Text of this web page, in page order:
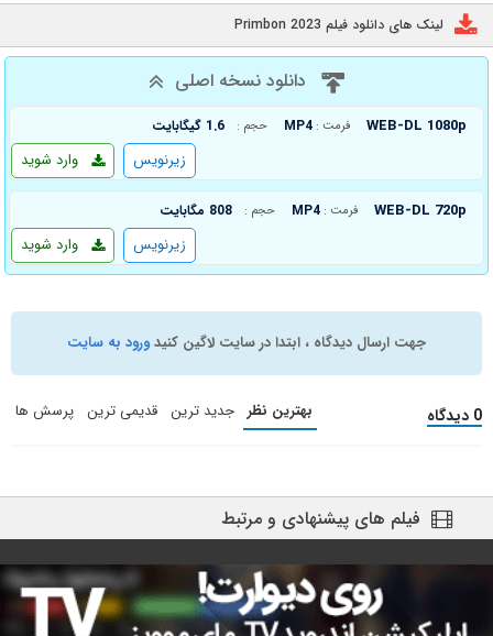
لینک های دانلود فیلم Primbon 2023
دانلود نسخه اصلی
WEB-DL 1080p فرمت : MP4 حجم : 1.6 گیگابایت
وارد شوید زیرنویس
WEB-DL 720p فرمت : MP4 حجم : 808 مگابایت
وارد شوید زیرنویس
جهت ارسال دیدگاه ، ابتدا در سایت لاگین کنیدورود به سایت
0 دیدگاه بهترین نظر جدید ترین قدیمی ترین پرسش ها
فیلم های پیشنهادی و مرتبط